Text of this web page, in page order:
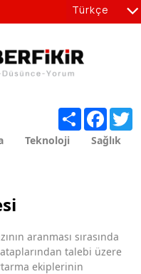
Teknoloji Sağlık
aranması sırasında
talebi üzere
ekiplerinin
Share
Türkçe
en